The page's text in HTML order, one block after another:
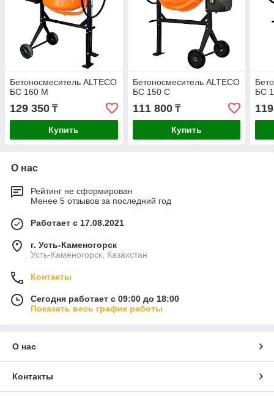
Бетоносмеситель ALTECO
БС 160 М
129 350 ₸
Купить
Бетоносмеситель ALTECO
БС 150 С
111 800₸
Купить
БС
О нас
Рейтинг не сформирован
Менее 5 отзывов за последний год
Работает с 17.08.2021
г. Усть-Каменогорск
Усть-Каменогорск, Казахстан
Контакты
Сегодня работает с 09:00 до 18:00
Показать весь график работы
О нас
Контакты